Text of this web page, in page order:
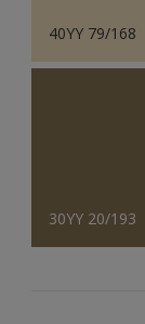
40YY 79/168
30YY 20/193